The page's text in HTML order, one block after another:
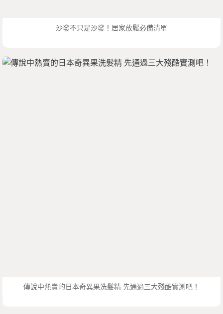
沙發不只是沙發！居家放鬆必備清單
傳說中熱賣的日本奇異果洗髮精 先通過三大殘酷實測吧！